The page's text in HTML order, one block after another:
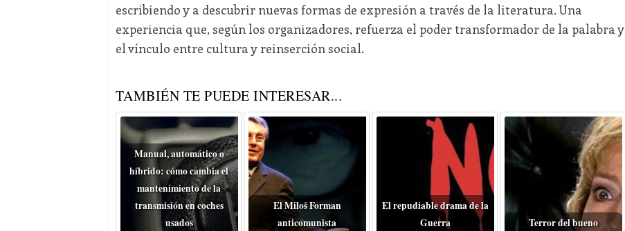
escribiendo y a descubrir nuevas formas de expresión a través de la literatura. Una
experiencia que, según los organizadores, refuerza el poder transformador de la palabra y
el vínculo entre cultura y reinserción social.
TAMBIÉN TE PUEDE INTERESAR...
Manual, automático o
híbrido: cómo cambia el
mantenimiento de la
transmisión en coches
usados
El Miloš Forman
anticomunista
El repudiable drama de la
Guerra
Terror del bueno